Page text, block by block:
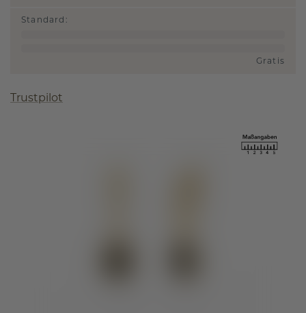
Standard :
Gratis
Trustpilot